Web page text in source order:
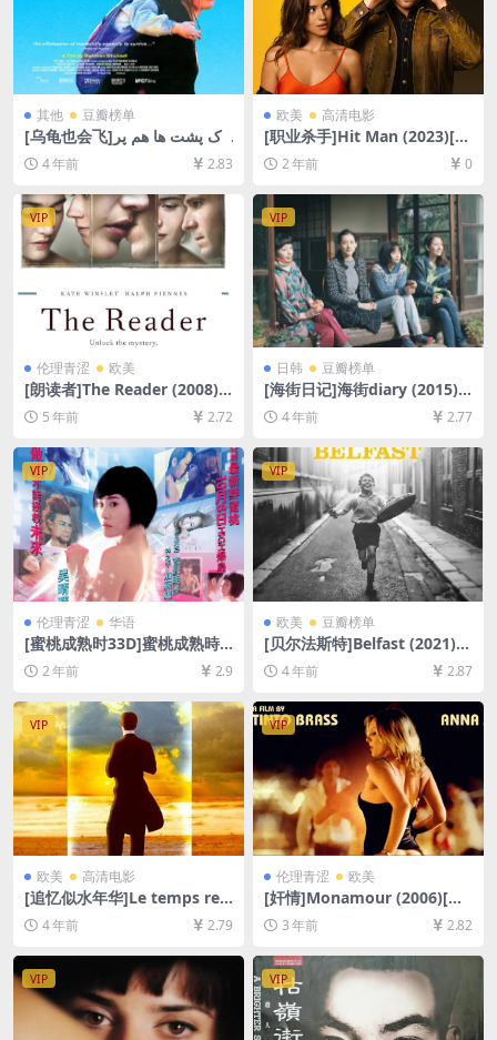
其他 豆瓣榜单
[乌龟也会飞]لاک پشت ها هم پر
واز می کنند (2004)[百度网盘
+迅雷云盘资源1080P超清未
4 年前 2.83
欧美 高清电影
[职业杀手]Hit Man (2023)[百
度网盘+夸克网盘1080P超清
未删减资源][网盘在线播放/下
2 年前 0
VIP
伦理青涩 欧美
[朗读者]The Reader (2008)
[百度网盘+夸克网盘+迅雷云
盘资源1080P超清未删减][MP
4/6.6GB][中英字幕]【视频文
件+防和谐压缩包（含解压密
码）】
5 年前 2.72
VIP
日韩 豆瓣榜单
[海街日记]海街diary (2015)
[百度网盘+迅雷云盘资源1080
P超清未删减][MP4/8.1GB][日
语中字]
4 年前 2.77
VIP
伦理青涩 华语
[蜜桃成熟时33D]蜜桃成熟時3
3D (2011)[百度网盘+夸克网
盘1080P超清未删减资源][网
盘下载][MP4/5.2GB][粤语中
字]【手机/平板无法在线播
放，请使用电脑下载防和谐压
缩包（含解压密码）】
2 年前 2.9
VIP
欧美 豆瓣榜单
[贝尔法斯特]Belfast (2021)
[百度网盘+迅雷云盘资源1080
P超清未删减][MP4/6.2GB][中
英字幕]
4 年前 2.87
VIP
欧美 高清电影
[追忆似水年华]Le temps retr
ouvé, d’après l’oeuvre de M
arcel Proust (1999)[百度网
未删减][MP4/9.5GB][中文字
幕]
4 年前 2.79
VIP
伦理青涩 欧美
[奸情]Monamour (2006)[百
度网盘+迅雷云盘资源1080P
超清未删减][MP4/5GB][原声
放，请使用电脑下载防和谐压
缩包（含解压密码）】
3 年前 2.82
VIP VIP